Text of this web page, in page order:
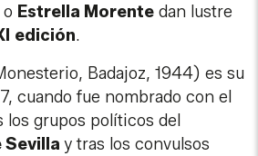
o Estrella Morente dan lustre
edición.
Badajoz, 1944) es su
cuando fue nombrado con el
los grupos políticos del
Sevillay tras los convulsos